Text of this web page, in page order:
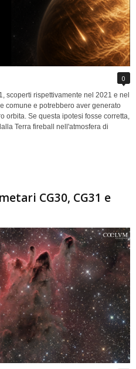
0
scoperti rispettivamente nel 2021 e nel
comune e potrebbero aver generato
orbita. Se questa ipotesi fosse corretta,
Terra fireball nell'atmosfera di
CG30, CG31 e